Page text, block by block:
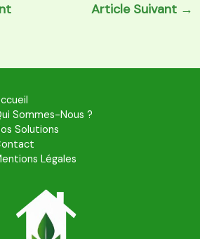
Article Suivant →
Sommes-Nous ?
Solutions
Légales